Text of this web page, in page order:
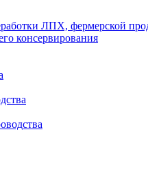
ЛПХ, фермерской
консервирования